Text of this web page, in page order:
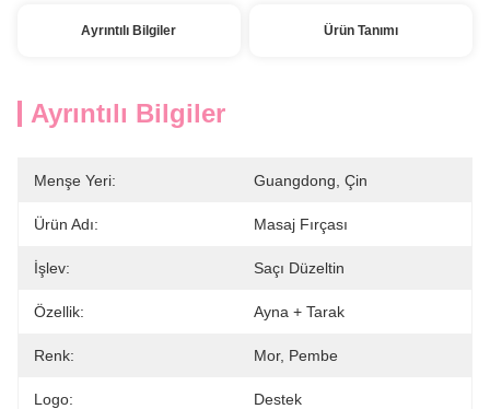
Ayrıntılı Bilgiler Ürün Tanımı
Ayrıntılı Bilgiler
Menşe Yeri: Guangdong, Çin
Ürün Adı: Masaj Fırçası
İşlev: Saçı Düzeltin
Özellik: Ayna + Tarak
Renk: Mor, Pembe
Logo: Destek